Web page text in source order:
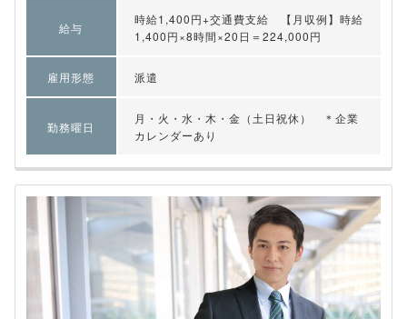
給与
時給1,400円+交通費支給 【月収例】時給
1,400円×8時間×20日＝224,000円
雇用形態 派遣
勤務曜日
月・火・水・木・金（土日祝休） ＊企業
カレンダーあり